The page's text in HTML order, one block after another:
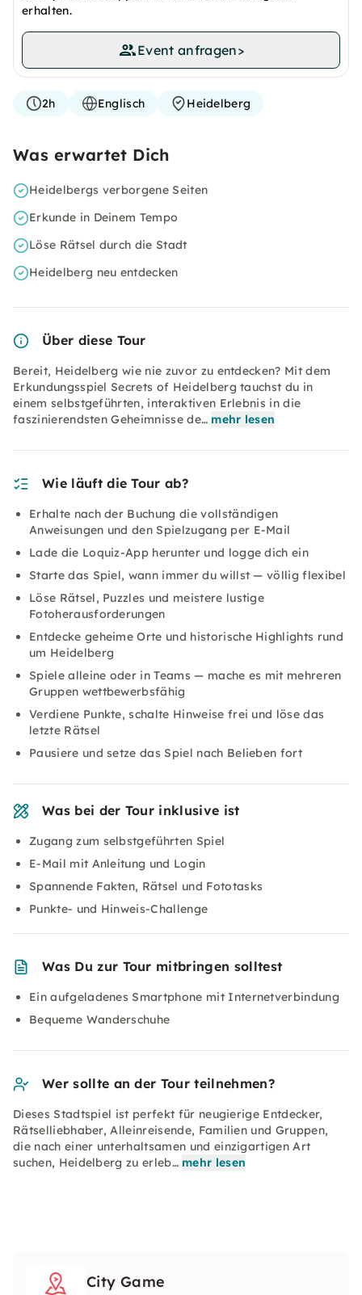
erhalten.
Event anfragen>
2h Englisch Heidelberg
Was erwartet Dich
Heidelbergs verborgene Seiten
Erkunde in Deinem Tempo
Löse Rätsel durch die Stadt
Heidelberg neu entdecken
Über diese Tour
Bereit, Heidelberg wie nie zuvor zu entdecken? Mit dem
Erkundungsspiel Secrets of Heidelberg tauchst du in
einem selbstgeführten, interaktiven Erlebnis in die
faszinierendsten Geheimnisse de… mehr lesen
Wie läuft die Tour ab?
Erhalte nach der Buchung die vollständigen
Anweisungen und den Spielzugang per E-Mail
Lade die Loquiz-App herunter und logge dich ein
Starte das Spiel, wann immer du willst — völlig flexibel
Löse Rätsel, Puzzles und meistere lustige
Fotoherausforderungen
Entdecke geheime Orte und historische Highlights rund
um Heidelberg
Spiele alleine oder in Teams — mache es mit mehreren
Gruppen wettbewerbsfähig
Verdiene Punkte, schalte Hinweise frei und löse das
letzte Rätsel
Pausiere und setze das Spiel nach Belieben fort
Was bei der Tour inklusive ist
Zugang zum selbstgeführten Spiel
E-Mail mit Anleitung und Login
Spannende Fakten, Rätsel und Fototasks
Punkte- und Hinweis-Challenge
Was Du zur Tour mitbringen solltest
Ein aufgeladenes Smartphone mit Internetverbindung
Bequeme Wanderschuhe
Wer sollte an der Tour teilnehmen?
Dieses Stadtspiel ist perfekt für neugierige Entdecker,
Rätselliebhaber, Alleinreisende, Familien und Gruppen,
die nach einer unterhaltsamen und einzigartigen Art
suchen, Heidelberg zu erleb… mehr lesen
City Game